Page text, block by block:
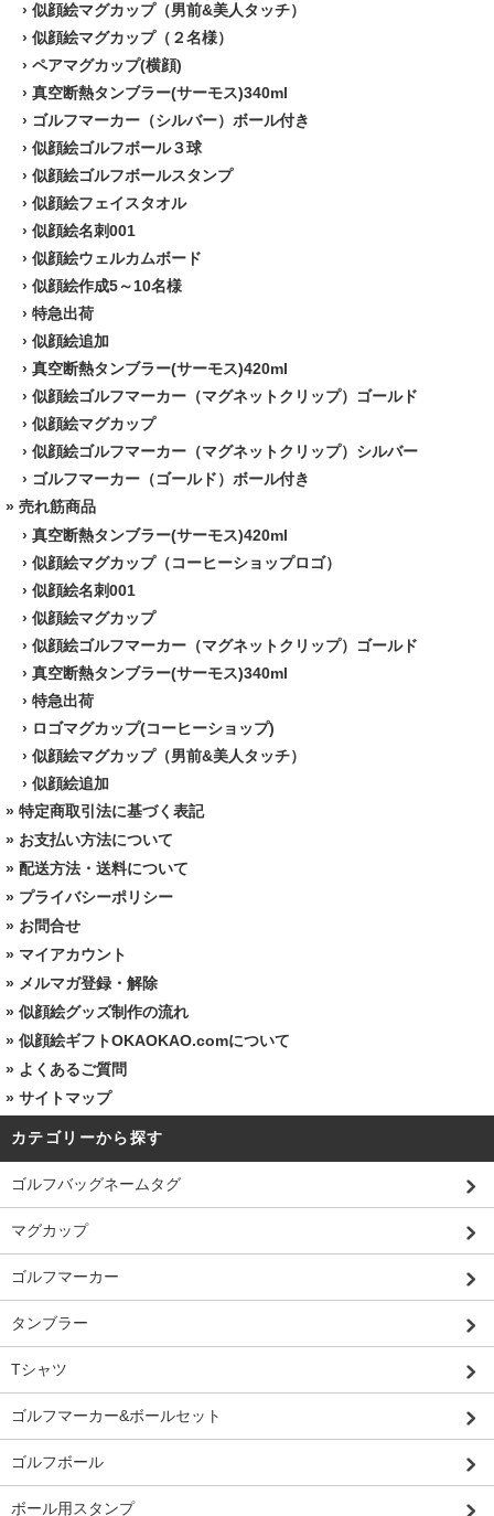
› 似顔絵マグカップ（男前&美人タッチ）
› 似顔絵マグカップ（２名様）
› ペアマグカップ(横顔)
› 真空断熱タンブラー(サーモス)340ml
› ゴルフマーカー（シルバー）ボール付き
› 似顔絵ゴルフボール３球
› 似顔絵ゴルフボールスタンプ
› 似顔絵フェイスタオル
› 似顔絵名刺001
› 似顔絵ウェルカムボード
› 似顔絵作成5～10名様
› 特急出荷
› 似顔絵追加
› 真空断熱タンブラー(サーモス)420ml
› 似顔絵ゴルフマーカー（マグネットクリップ）ゴールド
› 似顔絵マグカップ
› 似顔絵ゴルフマーカー（マグネットクリップ）シルバー
› ゴルフマーカー（ゴールド）ボール付き
» 売れ筋商品
› 真空断熱タンブラー(サーモス)420ml
› 似顔絵マグカップ（コーヒーショップロゴ）
› 似顔絵名刺001
› 似顔絵マグカップ
› 似顔絵ゴルフマーカー（マグネットクリップ）ゴールド
› 真空断熱タンブラー(サーモス)340ml
› 特急出荷
› ロゴマグカップ(コーヒーショップ)
› 似顔絵マグカップ（男前&美人タッチ）
› 似顔絵追加
» 特定商取引法に基づく表記
» お支払い方法について
» 配送方法・送料について
» プライバシーポリシー
» お問合せ
» マイアカウント
» メルマガ登録・解除
» 似顔絵グッズ制作の流れ
» 似顔絵ギフトOKAOKAO.comについて
» よくあるご質問
» サイトマップ
カテゴリーから探す
ゴルフバッグネームタグ
マグカップ
ゴルフマーカー
タンブラー
Tシャツ
ゴルフマーカー&ボールセット
ゴルフボール
ボール用スタンプ